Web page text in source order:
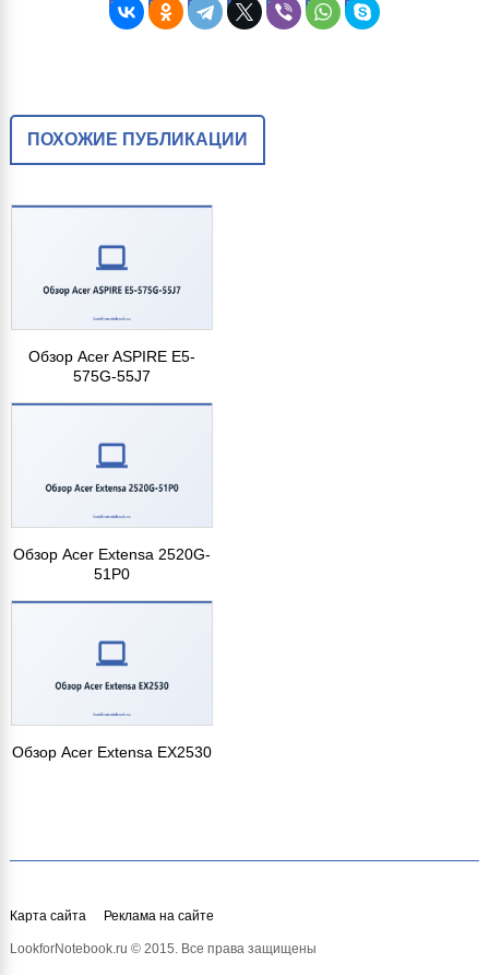
ПОХОЖИЕ ПУБЛИКАЦИИ
Обзор Acer ASPIRE E5-
575G-55J7
Обзор Acer Extensa 2520G-
51P0
Обзор Acer Extensa EX2530
Карта сайта Реклама на сайте
LookforNotebook.ru © 2015. Все права защищены